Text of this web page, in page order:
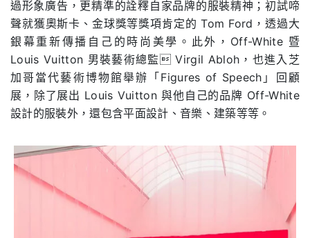
過形象廣告，更精準的詮釋自家品牌的服裝精神；初試啼
聲就獲奧斯卡、金球獎等獎項肯定的 Tom Ford，透過大
銀幕重新傳播自己的時尚美學。此外，Off-White 暨
Louis Vuitton 男裝藝術總監 Virgil Abloh，也進入芝
加哥當代藝術博物館舉辦「Figures of Speech」回顧
展，除了展出 Louis Vuitton 與他自己的品牌 Off-White
設計的服裝外，還包含平面設計、音樂、建築等等。